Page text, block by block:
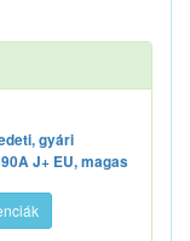
gyári
J+ EU, magas